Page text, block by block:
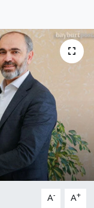
A- A+